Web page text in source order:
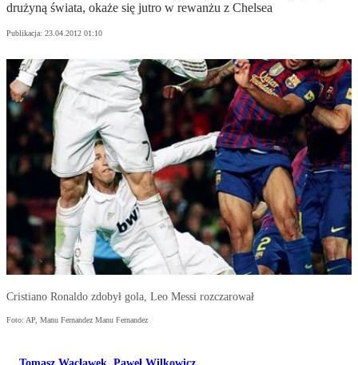
drużyną świata, okaże się jutro w rewanżu z Chelsea
Publikacja: 23.04.2012 01:10
Cristiano Ronaldo zdobył gola, Leo Messi rozczarował
Foto: AP, Manu Fernandez Manu Fernandez